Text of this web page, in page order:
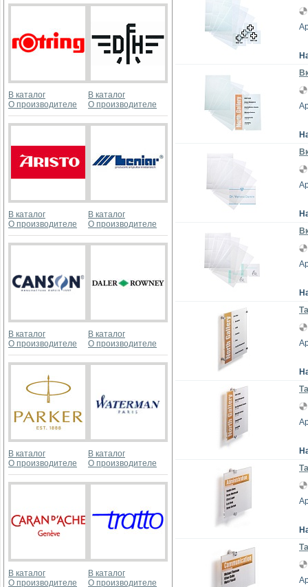
В каталог
О производителе
В каталог
О производителе
В каталог
О производителе
В каталог
О производителе
В каталог
О производителе
В каталог
О производителе
В каталог
О производителе
В каталог
О производителе
В каталог
О производителе
В каталог
О производителе